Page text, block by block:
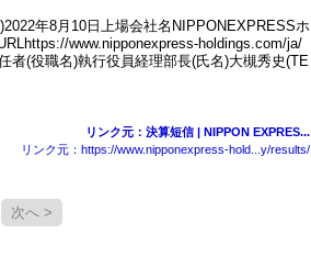
年8月10日上場会社名NIPPONEXPRESSホ
www.nipponexpress-holdings.com/ja/
者(役職名)執行役員経理部長(氏名)大槻秀史(TE
リンク元：決算短信 | NIPPON EXPRES...
リンク元：https://www.nipponexpress-hold...y/results/
次へ >